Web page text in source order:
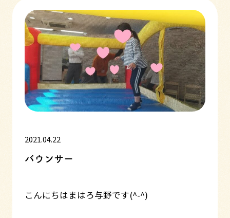
2021.04.22
バウンサー
こんにちはまはろ与野です(^-^)